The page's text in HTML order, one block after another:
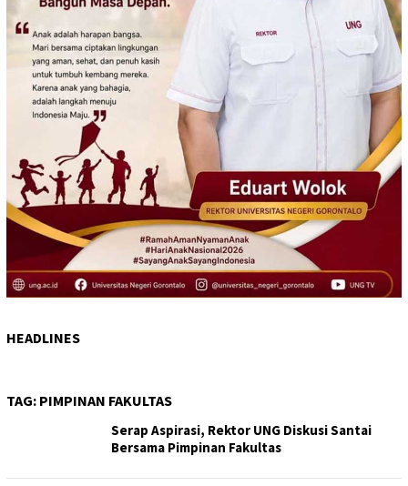
HEADLINES
TAG: PIMPINAN FAKULTAS
Serap Aspirasi, Rektor UNG Diskusi Santai
Bersama Pimpinan Fakultas